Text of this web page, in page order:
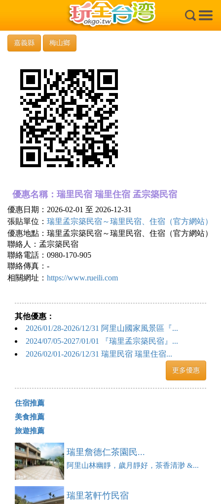
×
嘉義縣 梅山鄉
優惠名稱：瑞里民宿 瑞里住宿 孟宗築民宿
優惠日期：2026-02-01 至 2026-12-31
張貼單位： 瑞里孟宗築民宿～瑞里民宿、住宿（官方網站）
優惠地點：瑞里孟宗築民宿～瑞里民宿、住宿（官方網站）
聯絡人：孟宗築民宿
聯絡電話：0980-170-905
聯絡傳真：-
相關網址： https://www.rueili.com
其他優惠：
2026/01/28-2026/12/31 阿里山國家風景區『...
2024/07/05-2027/01/01 『瑞里孟宗築民宿』...
2026/02/01-2026/12/31 瑞里民宿 瑞里住宿...
更多優惠
住宿推薦
美食推薦
旅遊推薦
瑞里詹德仁茶園民...
阿里山林幽靜，歲月靜好，茶香清渺 &...
瑞里茗軒竹民宿